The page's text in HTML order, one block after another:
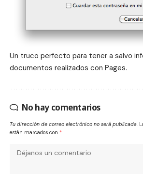
Un truco perfecto para tener a salvo
documentos realizados con Pages.
No hay comentarios
Tu dirección de correo electrónico no será publicada.
están marcados con *